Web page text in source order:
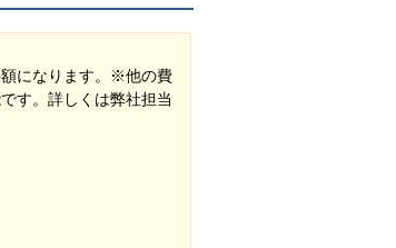
額になります。※他の費
す。詳しくは弊社担当